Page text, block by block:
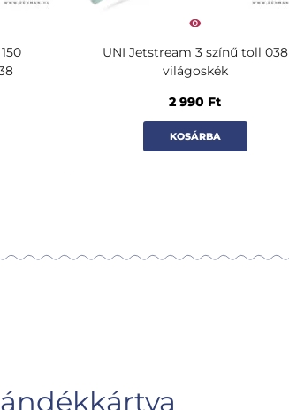
UNI Jetstream 3 színű toll 038
világoskék
2 990 Ft
KOSÁRBA